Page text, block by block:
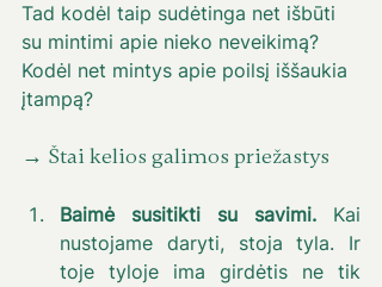
Tad kodėl taip sudėtinga net išbūti
su mintimi apie nieko neveikimą?
Kodėl net mintys apie poilsį iššaukia
įtampą?
→ Štai kelios galimos priežastys
Baimė susitikti su savimi. Kai
nustojame daryti, stoja tyla. Ir
toje tyloje ima girdėtis ne tik